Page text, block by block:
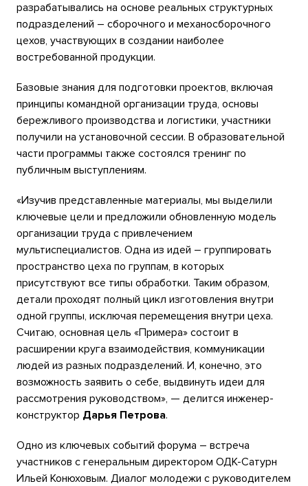
разрабатывались на основе реальных структурных
подразделений – сборочного и механосборочного
цехов, участвующих в создании наиболее
востребованной продукции.
Базовые знания для подготовки проектов, включая
принципы командной организации труда, основы
бережливого производства и логистики, участники
получили на установочной сессии. В образовательной
части программы также состоялся тренинг по
публичным выступлениям.
«Изучив представленные материалы, мы выделили
ключевые цели и предложили обновленную модель
организации труда с привлечением
мультиспециалистов. Одна из идей – группировать
пространство цеха по группам, в которых
присутствуют все типы обработки. Таким образом,
детали проходят полный цикл изготовления внутри
одной группы, исключая перемещения внутри цеха.
Считаю, основная цель «Примера» состоит в
расширении круга взаимодействия, коммуникации
людей из разных подразделений. И, конечно, это
возможность заявить о себе, выдвинуть идеи для
рассмотрения руководством», — делится инженер-
конструктор Дарья Петрова.
Одно из ключевых событий форума – встреча
участников с генеральным директором ОДК-Сатурн
Ильей Конюховым. Диалог молодежи с руководителем